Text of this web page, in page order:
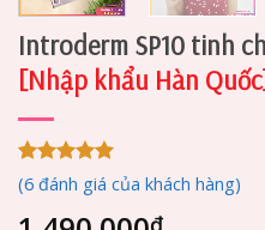
Introderm SP10 tinh
[Nhập khẩu Hàn
5.00trên 5
dựa trên
6
đánh giá
(6 đánh giá của khách hàng)
₫